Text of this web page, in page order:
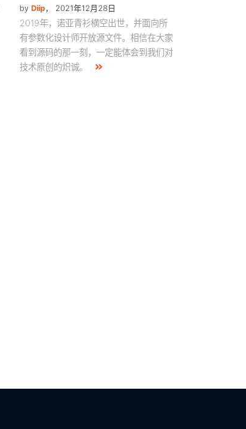
by Diip， 2021年12月28日
2019年，诺亚青衫横空出世，并面向所
有参数化设计师开放源文件。相信在大家
看到源码的那一刻，一定能体会到我们对
技术原创的炽诚。